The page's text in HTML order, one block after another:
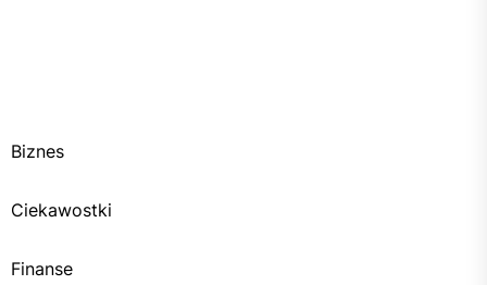
Biznes
Ciekawostki
Finanse